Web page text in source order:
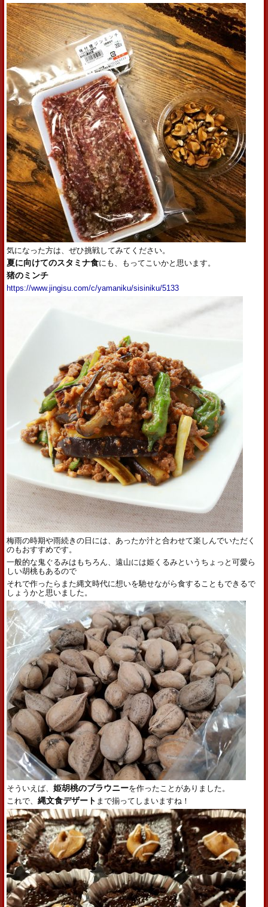
気になった方は、ぜひ挑戦してみてください。
夏に向けてのスタミナ食にも、もってこいかと思います。
猪のミンチ
https://www.jingisu.com/c/yamaniku/sisiniku/5133
梅雨の時期や雨続きの日には、あったか汁と合わせて楽しんでいただく
のもおすすめです。
一般的な鬼ぐるみはもちろん、遠山には姫くるみというちょっと可愛ら
しい胡桃もあるので
それで作ったらまた縄文時代に想いを馳せながら食することもできるで
しょうかと思いました。
そういえば、姫胡桃のブラウニーを作ったことがありました。
これで、縄文食デザート まで揃ってしまいますね！